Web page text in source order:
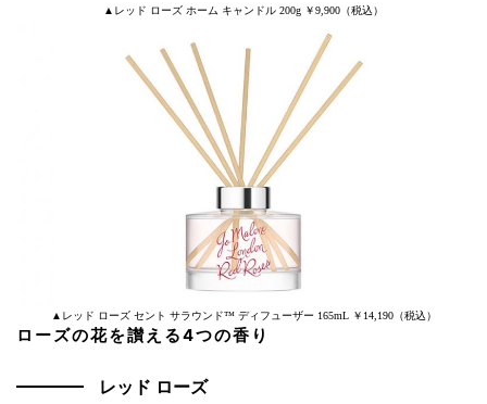
▲レッド ローズ ホーム キャンドル 200g ￥9,900（税込）
▲レッド ローズ セント サラウンド™ ディフューザー 165mL ￥14,190（税込）
ローズの花を讃える4つの香り
レッド ローズ